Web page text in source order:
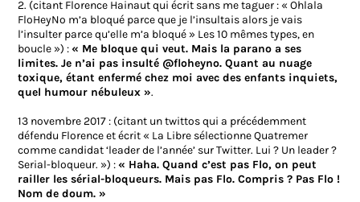
2. (citant Florence Hainaut qui écrit sans me taguer : « Ohlala
FloHeyNo m’a bloqué parce que je l’insultais alors je vais
l’insulter parce qu’elle m’a bloqué » Les 10 mêmes types, en
boucle ») :« Me bloque qui veut. Mais la parano a ses
limites. Je n’ai pas insulté @floheyno. Quant au nuage
toxique, étant enfermé chez moi avec des enfants inquiets,
quel humour nébuleux ».
13 novembre 2017 : (citant un twittos qui a précédemment
défendu Florence et écrit « La Libre sélectionne Quatremer
comme candidat ‘leader de l’année’ sur Twitter. Lui ? Un leader ?
Serial-bloqueur. ») :« Haha. Quand c’est pas Flo, on peut
railler les sérial-bloqueurs. Mais pas Flo. Compris ? Pas Flo !
Nom de doum. »